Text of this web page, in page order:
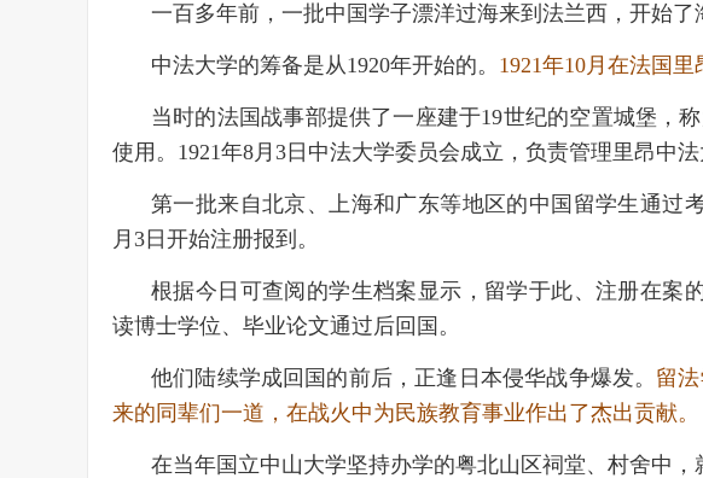
一百多年前，一批中国学子漂洋过海来到法兰西，开始了
中法大学的筹备是从1920年开始的。 1921年10月在法国
当时的法国战事部提供了一座建于19世纪的空置城堡，
使用。1921年8月3日中法大学委员会成立，负责管理里昂中法
第一批来自北京、上海和广东等地区的中国留学生通过
月3日开始注册报到。
根据今日可查阅的学生档案显示，留学于此、注册在案
读博士学位、毕业论文通过后回国。
他们陆续学成回国的前后，正逢日本侵华战争爆发。 留
来的同辈们一道，在战火中为民族教育事业作出了杰出贡献。
在当年国立中山大学坚持办学的粤北山区祠堂、村舍中，